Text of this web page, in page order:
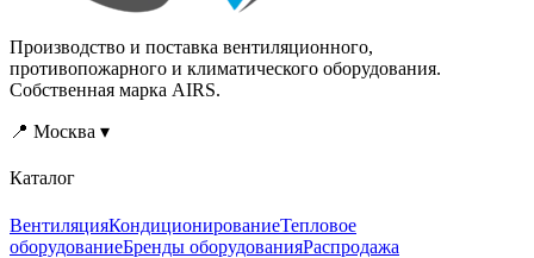
Производство и поставка вентиляционного,
противопожарного и климатического оборудования.
Собственная марка AIRS.
📍 Москва ▾
Каталог
ВентиляцияКондиционированиеТепловое
оборудованиеБренды оборудованияРаспродажа